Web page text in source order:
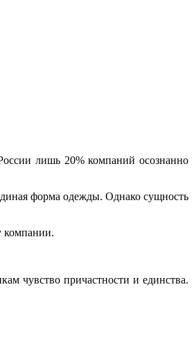
лишь 20% компаний осознанно
форма одежды. Однако сущность
компании.
чувство причастности и единства.